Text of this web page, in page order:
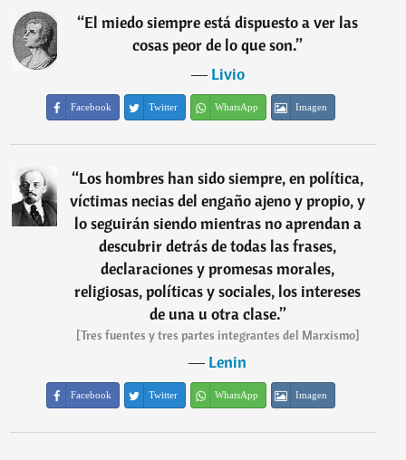
“El miedo siempre está dispuesto a ver las
cosas peor de lo que son.”
―Livio
Facebook Twitter WhatsApp Imagen
“Los hombres han sido siempre, en política,
víctimas necias del engaño ajeno y propio, y
lo seguirán siendo mientras no aprendan a
descubrir detrás de todas las frases,
declaraciones y promesas morales,
religiosas, políticas y sociales, los intereses
de una u otra clase.”
[Tres fuentes y tres partes integrantes del Marxismo]
―Lenin
Facebook Twitter WhatsApp Imagen